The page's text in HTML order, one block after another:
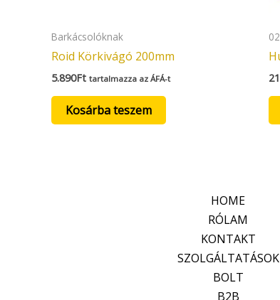
Barkácsolóknak
Roid Körkivágó 200mm
5.890Ft tartalmazza az ÁFÁ-t
Kosárba teszem
HOME
RÓLAM
KONTAKT
SZOLGÁLTATÁSOK
BOLT
B2B